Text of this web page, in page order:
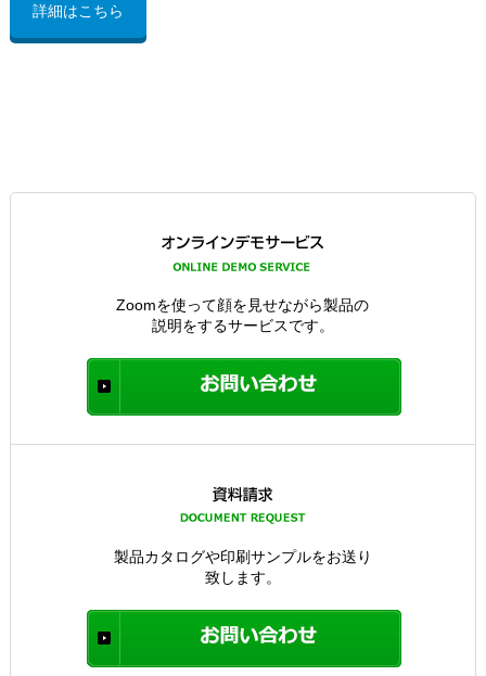
詳細はこちら
Zoomを使って顔を見せながら製品の
説明をするサービスです。
製品カタログや印刷サンプルをお送り
致します。